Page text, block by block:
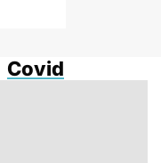
Covid